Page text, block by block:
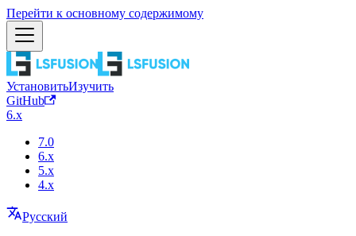
Перейти к основному содержимому
УстановитьИзучить
GitHub
6.x
7.0
6.x
5.x
4.x
Русский